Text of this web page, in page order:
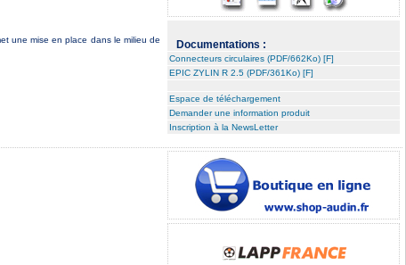
une mise en place dans le milieu de
Documentations :
Connecteurs circulaires (PDF/662Ko) [F]
EPIC ZYLIN R 2.5 (PDF/361Ko) [F]
Espace de téléchargement
Demander une information produit
Inscription à la NewsLetter